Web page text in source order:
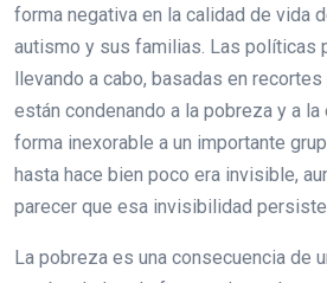
forma negativa en la calidad de vida
autismo y sus familias. Las políticas
llevando a cabo, basadas en
están condenando a la pobreza y a
forma inexorable a un importante
hasta hace bien poco era invisible,
parecer que esa invisibilidad
La pobreza es una consecuencia de